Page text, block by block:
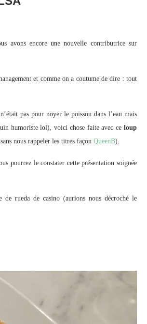
avons encore une nouvelle contributrice sur
et comme on a coutume de dire : tout
pas pour noyer le poisson dans l’eau mais
humoriste lol), voici chose faite avec ce loup
nous rappeler les titres façon QueenB).
pourrez le constater cette présentation soignée
de rueda de casino (aurions nous décroché le